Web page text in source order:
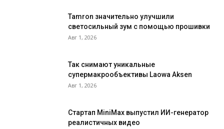
Tamron значительно улучшили
светосильный зум с помощью прошивки
Авг 1, 2026
Так снимают уникальные
супермакрообъективы Laowa Aksen
Авг 1, 2026
Cтартап MiniMax выпустил ИИ-генератор
реалистичных видео